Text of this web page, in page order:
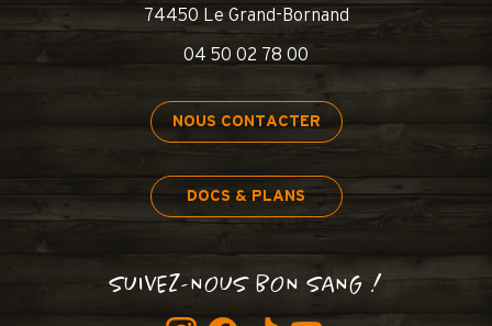
74450 Le Grand-Bornand
04 50 02 78 00
NOUS CONTACTER
DOCS & PLANS
SUIVEZ-NOUS BON SANG !